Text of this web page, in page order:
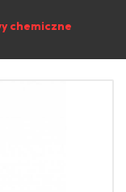
chemiczne